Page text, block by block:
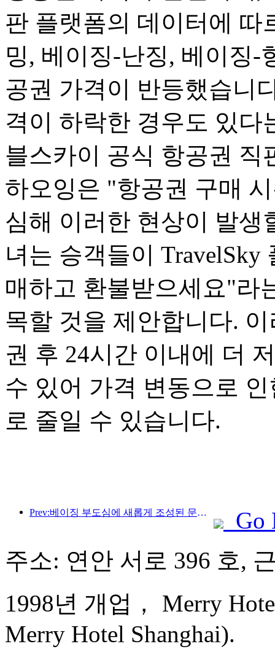
판 플랫폼의 데이터에 따
밍, 베이징-난징, 베이징-
공권 가격이 반등했습니
격이 하락한 경우도 있다
블스카이 공식 항공권 직
하오잉은 "항공권 구매
심해 이러한 현상이 발생
녀는 승객들이
매하고 환불받으세요"라
목할 것을 제안합니다.
권 후 24시간 이내에 더
수 있어 가격 변동으로
로 줄일 수 있습니다.
Prev:베이징 부도심에 새롭게 조성된 문화 관광 명소인 피너클 파크가 올해 공식 개장할 예정입니다.
Go
주소: 연안 서로 396 호,
1998년 개업， Merry
Merry Hotel Shanghai).